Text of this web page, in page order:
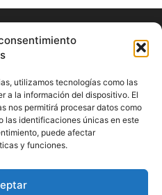
utilizamos tecnologías como las
a la información del dispositivo. El
nos permitirá procesar datos como
las identificaciones únicas en este
puede afectar
y funciones.
US
y otros de interés general